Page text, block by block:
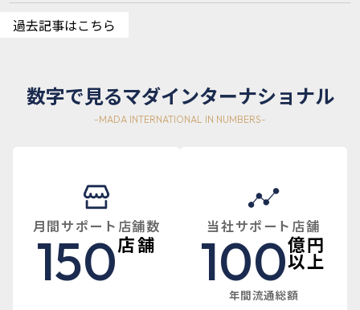
過去記事はこちら
数字で見るマダインターナショナル
月間サポート店舗数
150店舗
当社サポート店舗
100億円
以上
年間流通総額